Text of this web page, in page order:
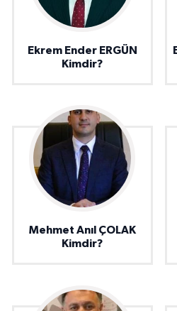
Ekrem Ender ERGÜN
Kimdir?
Mehmet Anıl ÇOLAK
Kimdir?